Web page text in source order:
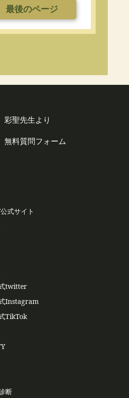
最後のページ
彩聖先生より
無料質問フォーム
式サイト
twitter
Instagram
TikTok
断